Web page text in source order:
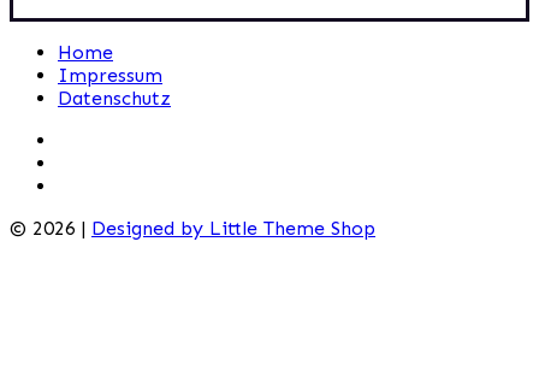
Home
Impressum
Datenschutz
© 2026 | Designed by Little Theme Shop